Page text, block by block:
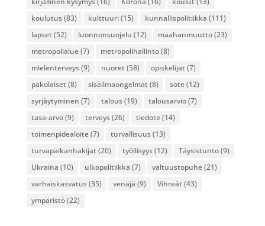
koulutus(83) kulttuuri(15) kunnallispolitiikka (111)
lapset (52) luonnonsuojelu (12) maahanmuutto(23)
metropolialue(7) metropolihallinto(8)
mielenterveys(9) nuoret (58) opiskelijat (7)
pakolaiset (8) sisäilmaongelmat (8) sote(12)
syrjäytyminen (7) talous(19) talousarvio(7)
tasa-arvo(9) terveys(26) tiedote(14)
toimenpidealoite(7) turvallisuus(13)
turvapaikanhakijat (20) työllisyys(12) Täysistunto(9)
Ukraina (10) ulkopolitiikka (7) valtuustopuhe(21)
varhaiskasvatus(35) venäjä (9) Vihreät (43)
ympäristö(22)